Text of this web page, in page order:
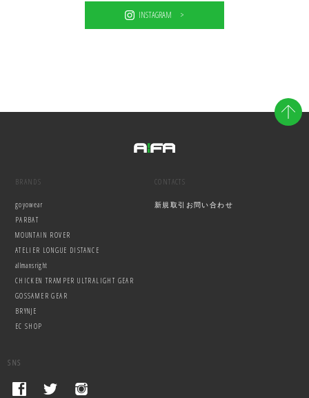
INSTAGRAM
BRANDS
goyowear
PARBAT
MOUNTAIN ROVER
ATELIER LONGUE DISTANCE
allmansright
CHICKEN TRAMPER ULTRALIGHT GEAR
GOSSAMER GEAR
BRYNJE
EC SHOP
CONTACTS
新規取引お問い合わせ
SNS